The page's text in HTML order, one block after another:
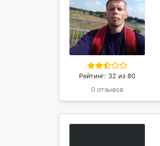
Рейтинг: 32 из 80
0 отзывов